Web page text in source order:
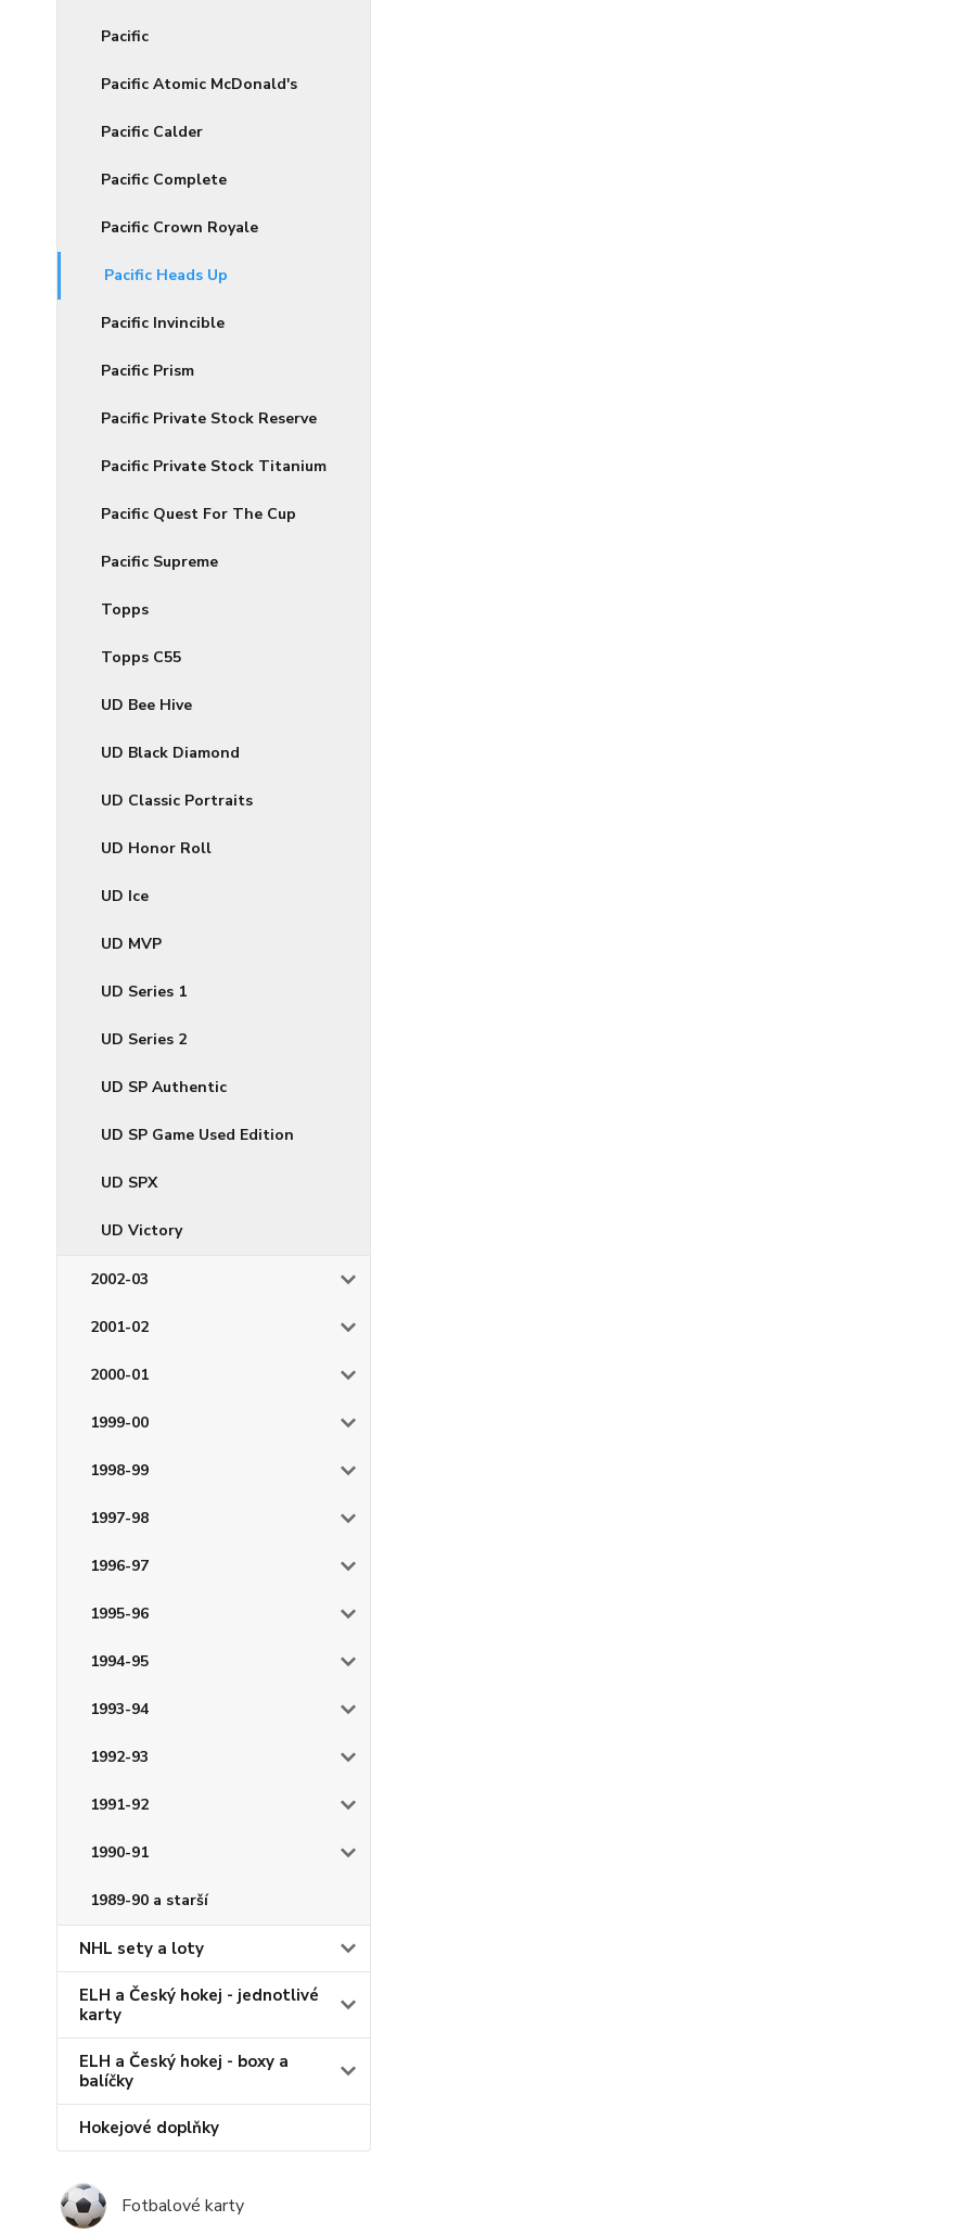
Pacific
Pacific Atomic McDonald's
Pacific Calder
Pacific Complete
Pacific Crown Royale
Pacific Heads Up
Pacific Invincible
Pacific Prism
Pacific Private Stock Reserve
Pacific Private Stock Titanium
Pacific Quest For The Cup
Pacific Supreme
Topps
Topps C55
UD Bee Hive
UD Black Diamond
UD Classic Portraits
UD Honor Roll
UD Ice
UD MVP
UD Series 1
UD Series 2
UD SP Authentic
UD SP Game Used Edition
UD SPX
UD Victory
2002-03
2001-02
2000-01
1999-00
1998-99
1997-98
1996-97
1995-96
1994-95
1993-94
1992-93
1991-92
1990-91
1989-90 a starší
NHL sety a loty
ELH a Český hokej - jednotlivé
karty
ELH a Český hokej - boxy a
balíčky
Hokejové doplňky
Fotbalové karty